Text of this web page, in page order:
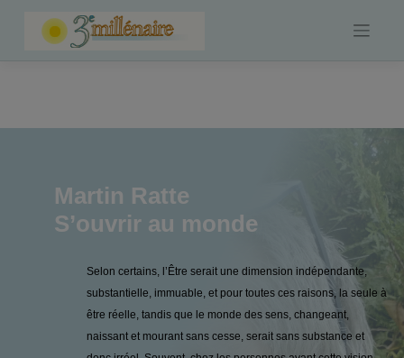
Martin Ratte
S’ouvrir au monde
Selon certains, l’Être serait une dimension indépendante,
substantielle, immuable, et pour toutes ces raisons, la seule à
être réelle, tandis que le monde des sens, changeant,
naissant et mourant sans cesse, serait sans substance et